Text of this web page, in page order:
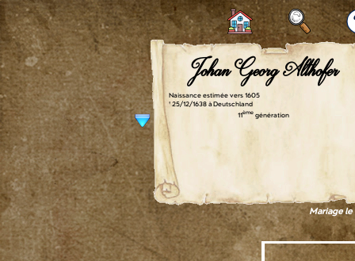
Johan Georg Althofer
Naissance estimée vers 1605
† 25/12/1638 à Deutschland
11èmegénération
Mariage